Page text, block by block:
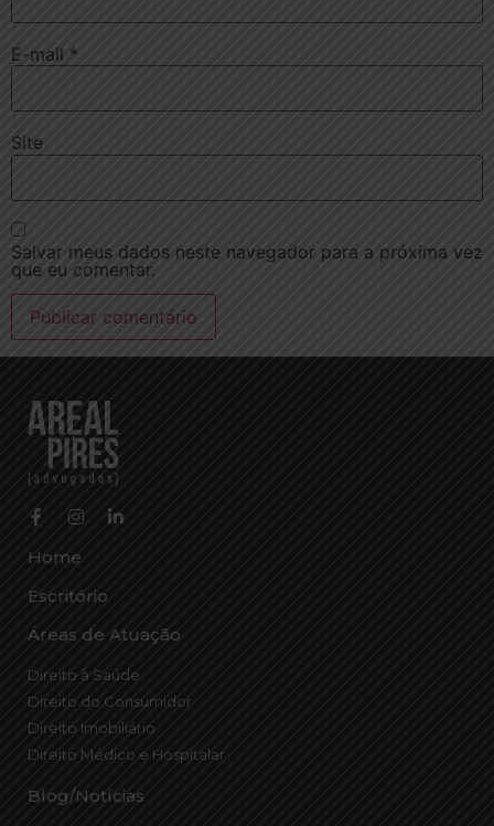
E-mail *
Site
Salvar meus dados neste navegador para a próxima vez
que eu comentar.
Home
Escritório
Áreas de Atuação
Direito à Saúde
Direito do Consumidor
Direito Imobiliário
Direito Médico e Hospitalar
Blog/Notícias